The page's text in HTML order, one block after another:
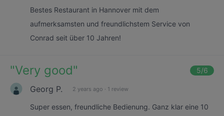
Bestes Restaurant in Hannover mit dem
aufmerksamsten und freundlichstem Service von
Conrad seit über 10 Jahren!
"Very good" 5/6
Georg P. 2 years ago · 1 review
Super essen, freundliche Bedienung. Ganz klar eine 10